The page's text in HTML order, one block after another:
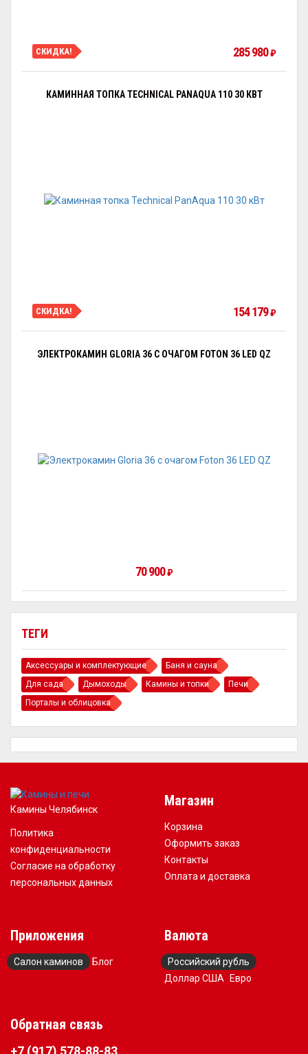
ТЕГИ
Аксессуары и комплектующие
Баня и сауна
Для сада
Дымоходы Камины и топки
Печи
Порталы и облицовка
СКИДКА! 285 980₽
КАМИННАЯ ТОПКА TECHNICAL PANAQUA 110 30 КВТ
СКИДКА! 154 179₽
ЭЛЕКТРОКАМИН GLORIA 36 С ОЧАГОМ FOTON 36 LED QZ
70 900₽
Камины Челябинск
Политика
конфиденциальности
Согласие на обработку
персональных данных
Магазин
Корзина
Оформить заказ
Контакты
Оплата и доставка
Приложения
Салон каминов Блог
Валюта
Российский рубль
Доллар США
Евро
Обратная связь
+7 (917) 578-88-83